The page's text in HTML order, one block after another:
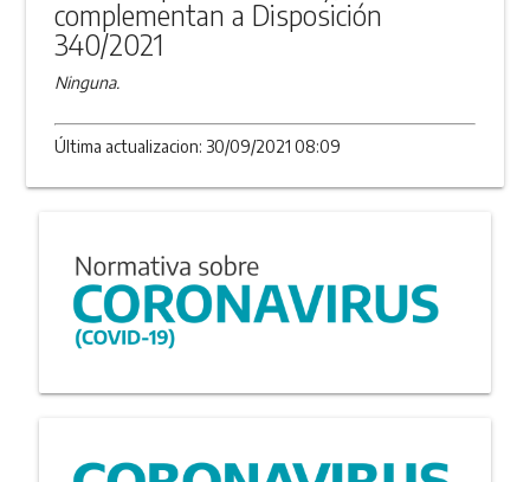
complementan a Disposición
340/2021
Ninguna.
Última actualizacion: 30/09/2021 08:09